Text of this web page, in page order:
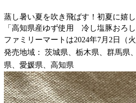
蒸し暑い夏を吹き飛ばす！初夏に嬉
「高知県産ゆず使用 冷し塩豚おろし
ファミリーマートは2024年7月2日（
発売地域： 茨城県、栃木県、群馬県
県、愛媛県、高知県